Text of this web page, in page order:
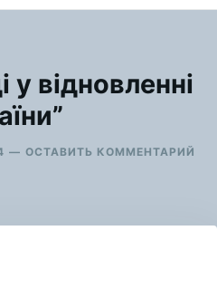
у відновленні
ОСТАВИТЬ КОММЕНТАРИЙ